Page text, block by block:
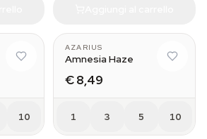
10
AZARIUS
Amnesia Haze
€ 8,49
1 3 5 10